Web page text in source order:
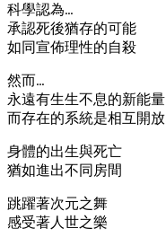
科學認為…
承認死後猶存的可能
如同宣佈理性的自殺
然而…
永遠有生生不息的新能量
而存在的系統是相互開放
身體的出生與死亡
猶如進出不同房間
跳躍著次元之舞
感受著人世之樂